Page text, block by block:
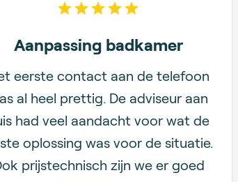
5 out of 5 stars
Aanpassing badkamer
eerste contact aan de telefoon
al heel prettig. De adviseur aan
had veel aandacht voor wat de
oplossing was voor de situatie.
prijstechnisch zijn we er goed